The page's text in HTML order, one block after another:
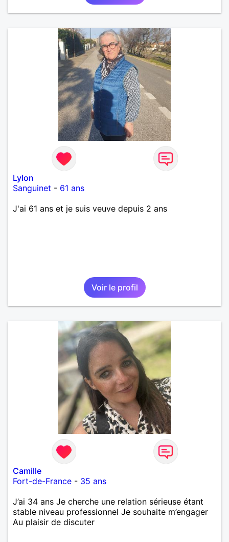
Lylon
Sanguinet - 61 ans
J'ai 61 ans et je suis veuve depuis 2 ans
Voir le profil
Camille
Fort-de-France - 35 ans
J’ai 34 ans Je cherche une relation sérieuse étant
stable niveau professionnel Je souhaite m’engager
Au plaisir de discuter